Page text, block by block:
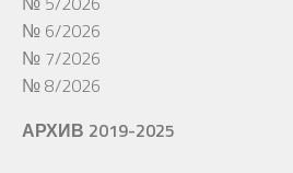
№ 6/2026
№ 7/2026
№ 8/2026
АРХИВ 2019-2025